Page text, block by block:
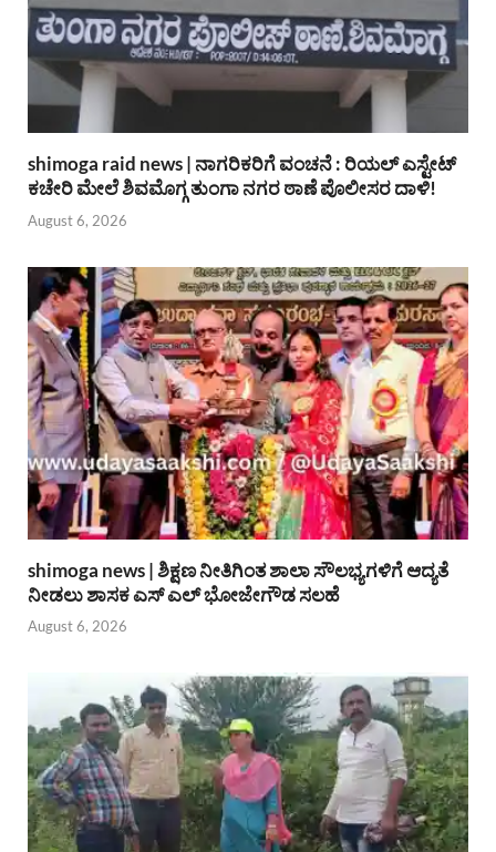
shimoga raid news | ನಾಗರಿಕರಿಗೆ ವಂಚನೆ : ರಿಯಲ್ ಎಸ್ಟೇಟ್
ಕಚೇರಿ ಮೇಲೆ ಶಿವಮೊಗ್ಗ ತುಂಗಾ ನಗರ ಠಾಣೆ ಪೊಲೀಸರ ದಾಳಿ!
August 6, 2026
shimoga news | ಶಿಕ್ಷಣ ನೀತಿಗಿಂತ ಶಾಲಾ ಸೌಲಭ್ಯಗಳಿಗೆ ಆದ್ಯತೆ
ನೀಡಲು ಶಾಸಕ ಎಸ್ ಎಲ್ ಭೋಜೇಗೌಡ ಸಲಹೆ
August 6, 2026